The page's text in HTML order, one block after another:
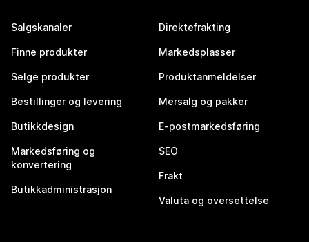
Salgskanaler
Finne produkter
Selge produkter
Bestillinger og levering
Butikkdesign
Markedsføring og
konvertering
Butikkadministrasjon
Direktefrakting
Markedsplasser
Produktanmeldelser
Mersalg og pakker
E-postmarkedsføring
SEO
Frakt
Valuta og oversettelse